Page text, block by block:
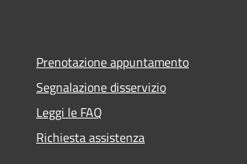
Prenotazione appuntamento
Segnalazione disservizio
Leggi le FAQ
Richiesta assistenza